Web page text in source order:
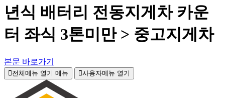
년식 배터리 전동지게차 카운
터 좌식 3톤미만 > 중고지게차
본문 바로가기
전체메뉴 열기 메뉴 사용자메뉴 열기